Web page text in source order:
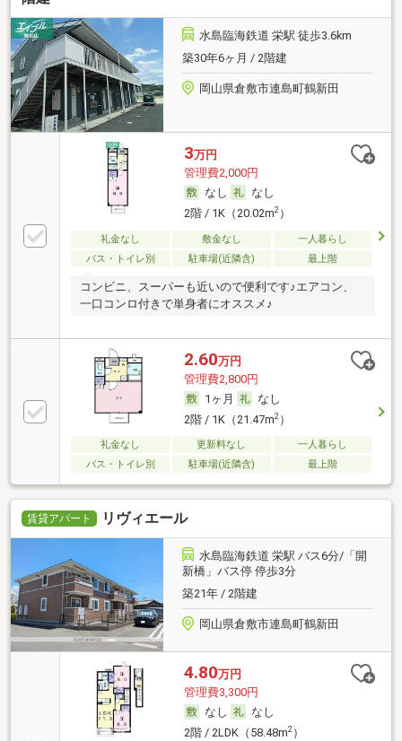
水島臨海鉄道 栄駅 徒歩3.6km
築30年6ヶ月 / 2階建
岡山県倉敷市連島町鶴新田
3万円
管理費2,000円
なし
なし
2階 / 1K（20.02m2）
礼金なし 敷金なし
一人暮らし
バス・トイレ別
駐車場(近隣含) 最上階
コンビニ、スーパーも近いので便利です♪エアコン、
一口コンロ付きで単身者にオススメ♪
2.60万円
管理費2,800円
1ヶ月
なし
2階 / 1K（21.47m2）
礼金なし 更新料なし
一人暮らし
バス・トイレ別
駐車場(近隣含) 最上階
賃貸アパート リヴィエール
水島臨海鉄道 栄駅 バス6分/「開
新橋」バス停 停歩3分
築21年 / 2階建
岡山県倉敷市連島町鶴新田
4.80万円
管理費3,300円
なし
なし
2階 / 2LDK（58.48m2）